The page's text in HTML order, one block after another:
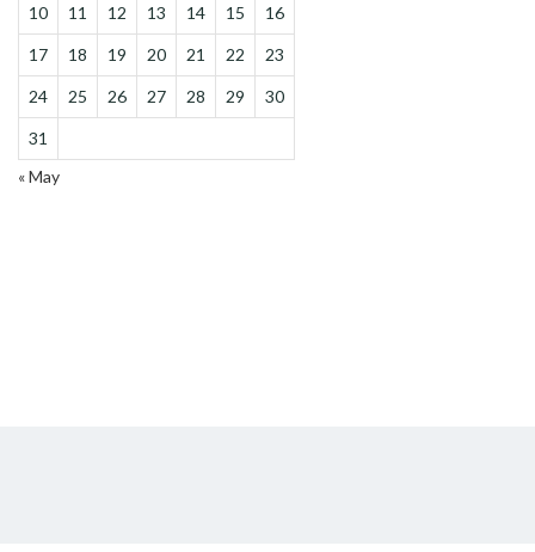
10 11 12 13 14 15 16
17 18 19 20 21 22 23
24 25 26 27 28 29 30
31
« May